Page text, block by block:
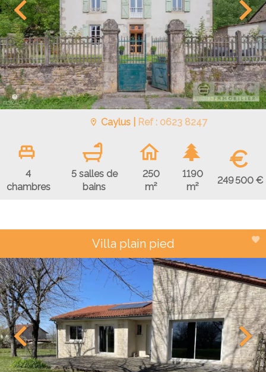
Caylus | Ref : 0623 8247
4
chambres
5 salles de
bains
250
m²
1190
m²
€
249 500 €
Villa plain pied